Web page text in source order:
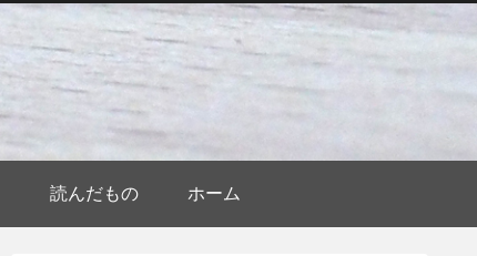
読んだもの ホーム